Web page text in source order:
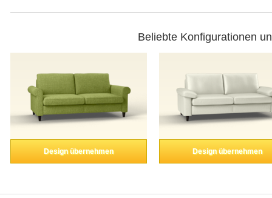
Beliebte Konfigurationen
Design übernehmen Design übernehmen